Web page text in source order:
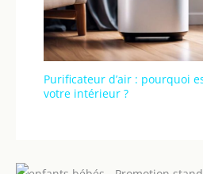
Purificateur d’air : pourquoi
votre intérieur ?